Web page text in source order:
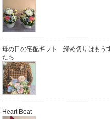
母の日の宅配ギフト 締め切りはもう
たち
Heart Beat